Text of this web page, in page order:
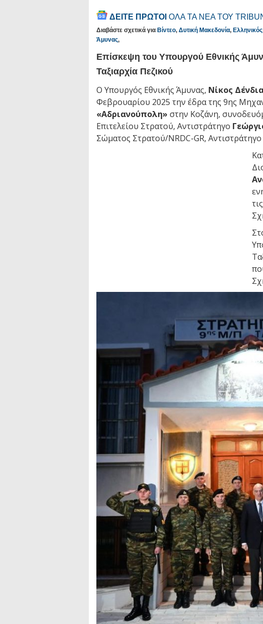
ΔΕΙΤΕ ΠΡΩΤΟΙ ΟΛΑ ΤΑ ΝΕΑ ΤΟΥ
Διαβάστε σχετικά για Βίντεο, Δυτική Μακεδονία,
Άμυνας,
Επίσκεψη του Υπουργού Εθνικής
Ταξιαρχία Πεζικού
Ο Υπουργός Εθνικής Άμυνας, Νίκος
Φεβρουαρίου 2025 την έδρα της 9ης
«Αδριανούπολη» στην Κοζάνη,
Επιτελείου Στρατού, Αντιστράτηγο
Σώματος Στρατού/NRDC-GR, Αντιστράτηγο